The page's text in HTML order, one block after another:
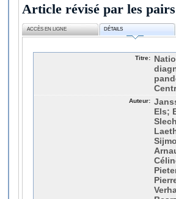
Article révisé par les pairs
ACCÈS EN LIGNE DÉTAILS
Titre:
Auteur:
Els;